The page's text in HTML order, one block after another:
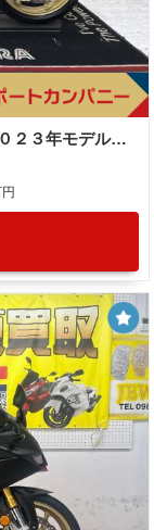
ホンダ ＣＢＲ２５０ＲＲ ＭＣ５１型 ２０２３年モデル 社外スマホホルダー スライダー マルチバー